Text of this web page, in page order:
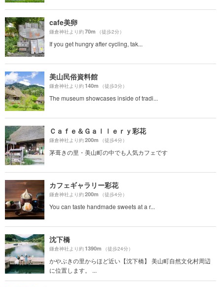
cafe美卵
鎌倉神社より約70m （徒歩2分）
If you get hungry after cycling, tak...
美山民俗資料館
鎌倉神社より約140m （徒歩3分）
The museum showcases inside of tradi...
Ｃａｆｅ＆Ｇａｌｌｅｒｙ彩花
鎌倉神社より約200m （徒歩4分）
茅葺きの里・美山町の中でも人気カフェです
カフェギャラリー彩花
鎌倉神社より約200m （徒歩4分）
You can taste handmade sweets at a r...
沈下橋
鎌倉神社より約1390m （徒歩24分）
かやぶきの里からほど近い【沈下橋】 美山町自然文化村周辺
に位置します。 ...